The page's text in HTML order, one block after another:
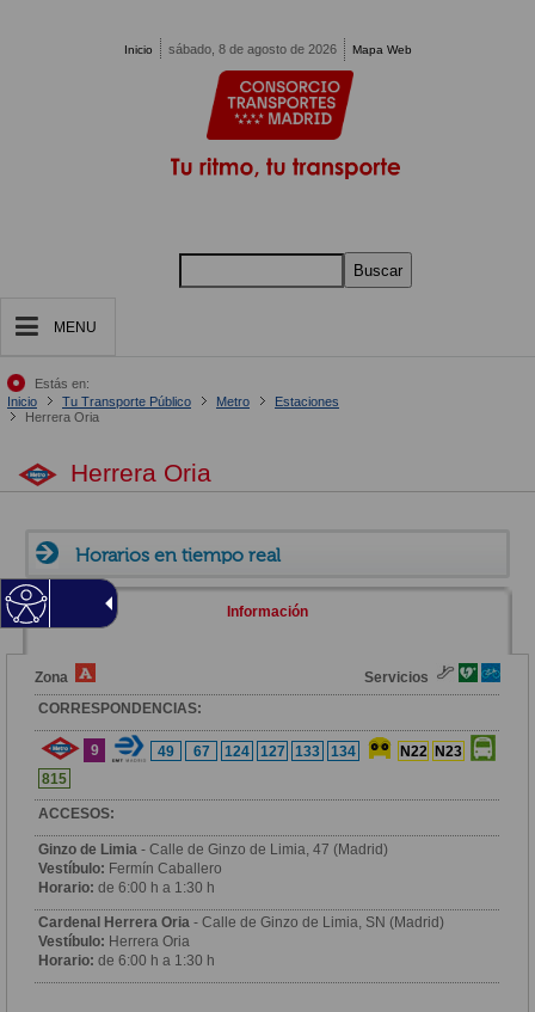
Inicio sábado, 8 de agosto de 2026 Mapa Web
Buscar
MENU
Estás en:
Inicio
Tu Transporte Público Metro
Estaciones
Herrera Oria
Herrera Oria
Horarios en tiempo real
Información
Zona
Servicios
CORRESPONDENCIAS:
9 49 67 124 127 133 134 N22
N23
815
ACCESOS:
Ginzo de Limia - Calle de Ginzo de Limia, 47 (Madrid)
Vestíbulo: Fermín Caballero
Horario: de 6:00 h a 1:30 h
Cardenal Herrera Oria - Calle de Ginzo de Limia, SN (Madrid)
Vestíbulo: Herrera Oria
Horario: de 6:00 h a 1:30 h